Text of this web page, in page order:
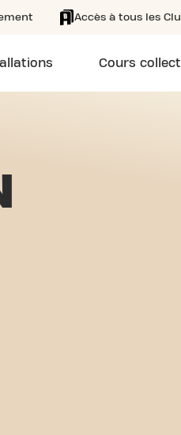
Accès à tous les
Cours